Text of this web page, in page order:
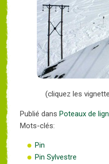
(cliquez les
Publié dans Poteaux de
Mots-clés:
Pin
Pin Sylvestre